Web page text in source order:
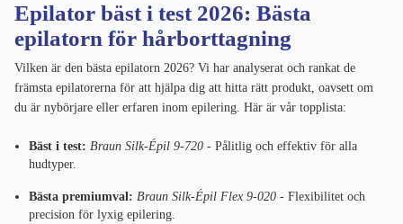
Epilator bäst i test 2026: Bästa
epilatorn för hårborttagning
Vilken är den bästa epilatorn 2026? Vi har analyserat och rankat de
främsta epilatorerna för att hjälpa dig att hitta rätt produkt, oavsett om
du är nybörjare eller erfaren inom epilering. Här är vår topplista:
Bäst i test: Braun Silk-Épil 9-720 - Pålitlig och effektiv för alla
hudtyper.
Bästa premiumval: Braun Silk-Épil Flex 9-020 - Flexibilitet och
precision för lyxig epilering.